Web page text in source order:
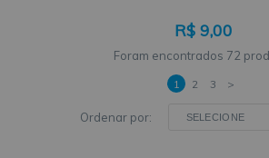
R$ 9,00
72
Ordenar por:
1 2 3 >